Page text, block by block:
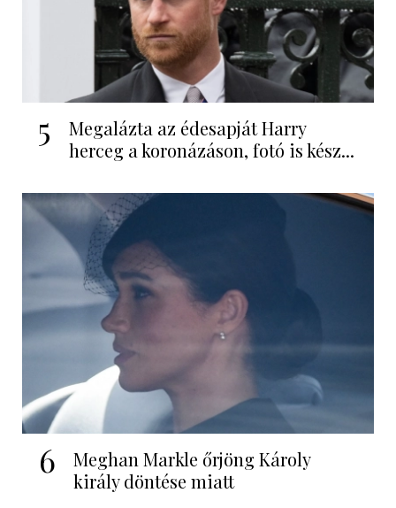
5
Megalázta az édesapját Harry
herceg a koronázáson, fotó is kész...
6
Meghan Markle őrjöng Károly
király döntése miatt